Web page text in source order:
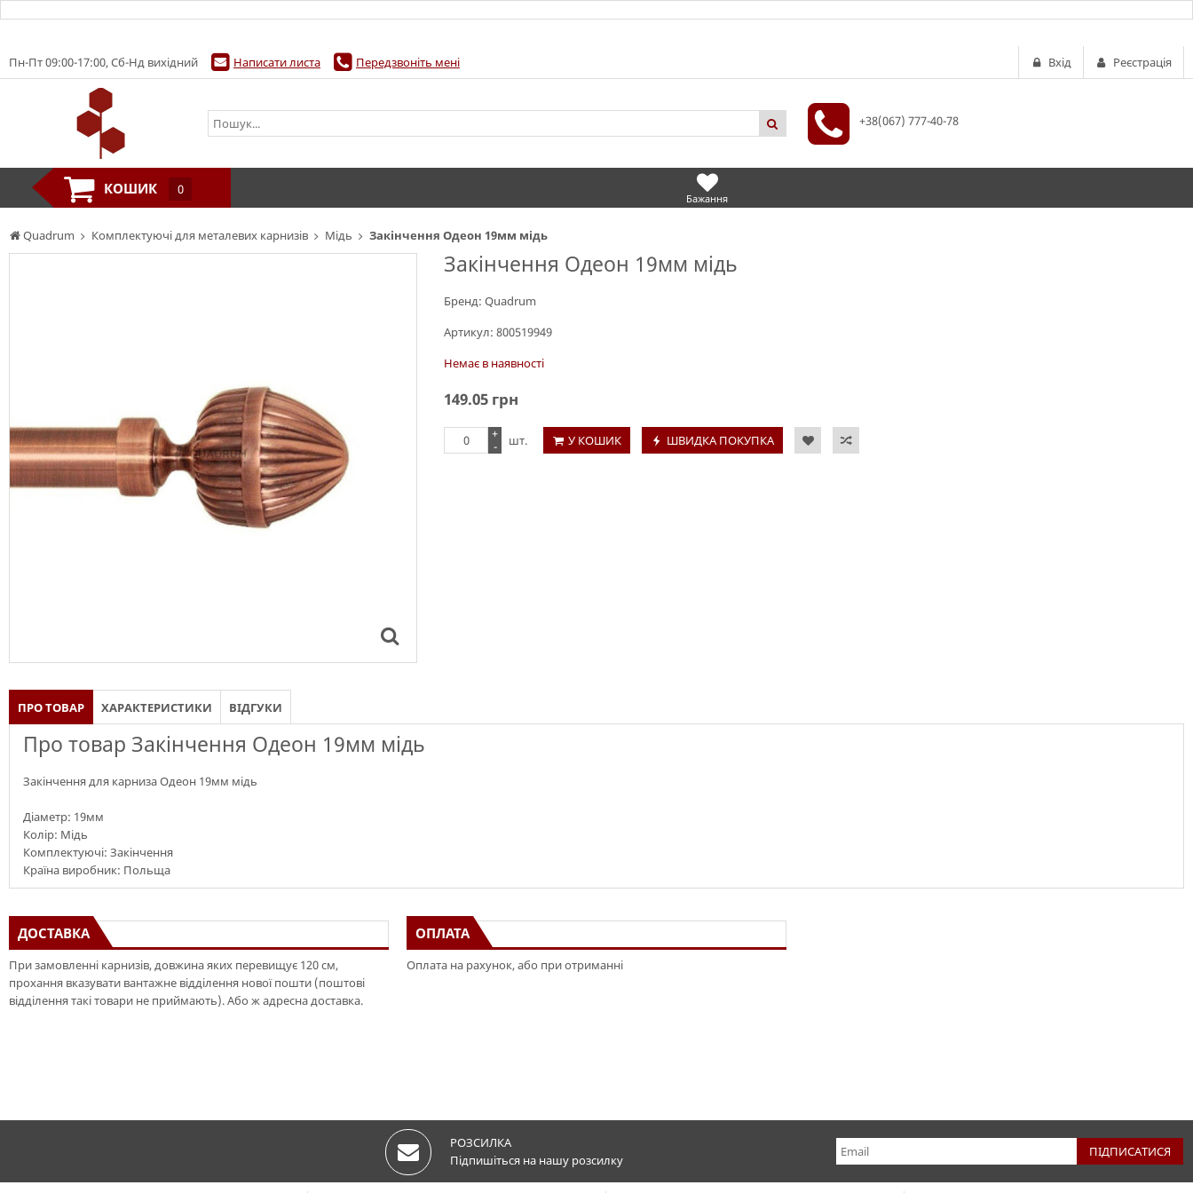
Quadrum Комплектуючі для металевих карнизів Мідь Закінчення Одеон 19мм мідь
Закінчення Одеон 19мм мідь
Бренд: Quadrum
Артикул: 800519949
Немає в наявності
149.05 грн
+
-
шт. У КОШИК ШВИДКА ПОКУПКА
ПРО ТОВАР ХАРАКТЕРИСТИКИ ВІДГУКИ
Про товар Закінчення Одеон 19мм мідь
Закінчення для карниза Одеон 19мм мідь
Діаметр: 19мм
Колір: Мідь
Комплектуючі: Закінчення
Країна виробник: Польща
ДОСТАВКА
При замовленні карнизів, довжина яких перевищує 120 см,
прохання вказувати вантажне відділення нової пошти (поштові
відділення такі товари не приймають). Або ж адресна доставка.
ОПЛАТА
Оплата на рахунок, або при отриманні
Пн-Пт 09:00-17:00, Сб-Нд вихідний Написати листа Передзвоніть мені Вхід Реєстрація
+38(067) 777-40-78
КОШИК 0
Бажання
РОЗСИЛКА
Підпишіться на нашу розсилку